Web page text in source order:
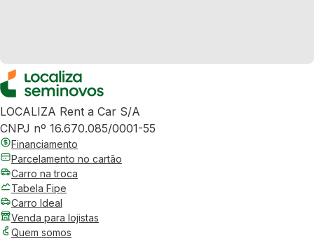
LOCALIZA Rent a Car S/A
CNPJ nº 16.670.085/0001-55
Financiamento
Parcelamento no cartão
Carro na troca
Tabela Fipe
Carro Ideal
Venda para lojistas
Quem somos